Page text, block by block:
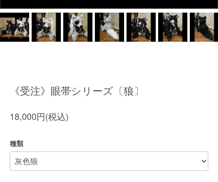
《受注》眼帯シリーズ〔狼〕
18,000円(税込)
種類